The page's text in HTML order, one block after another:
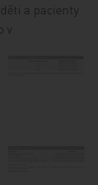
a pacienty
v